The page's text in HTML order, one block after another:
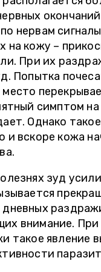
нервам
на кожу –
При их
Попытка
симптом
Однако
и вскоре кожа
зуд
дневных
внимание. При
такое явление